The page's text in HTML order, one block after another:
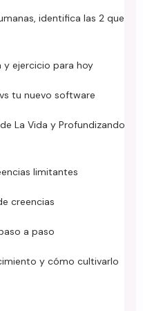
identifica las 2 que
y ejercicio para hoy
tu nuevo software
La Vida y Profundizando
limitantes
creencias
a paso
y cómo cultivarlo